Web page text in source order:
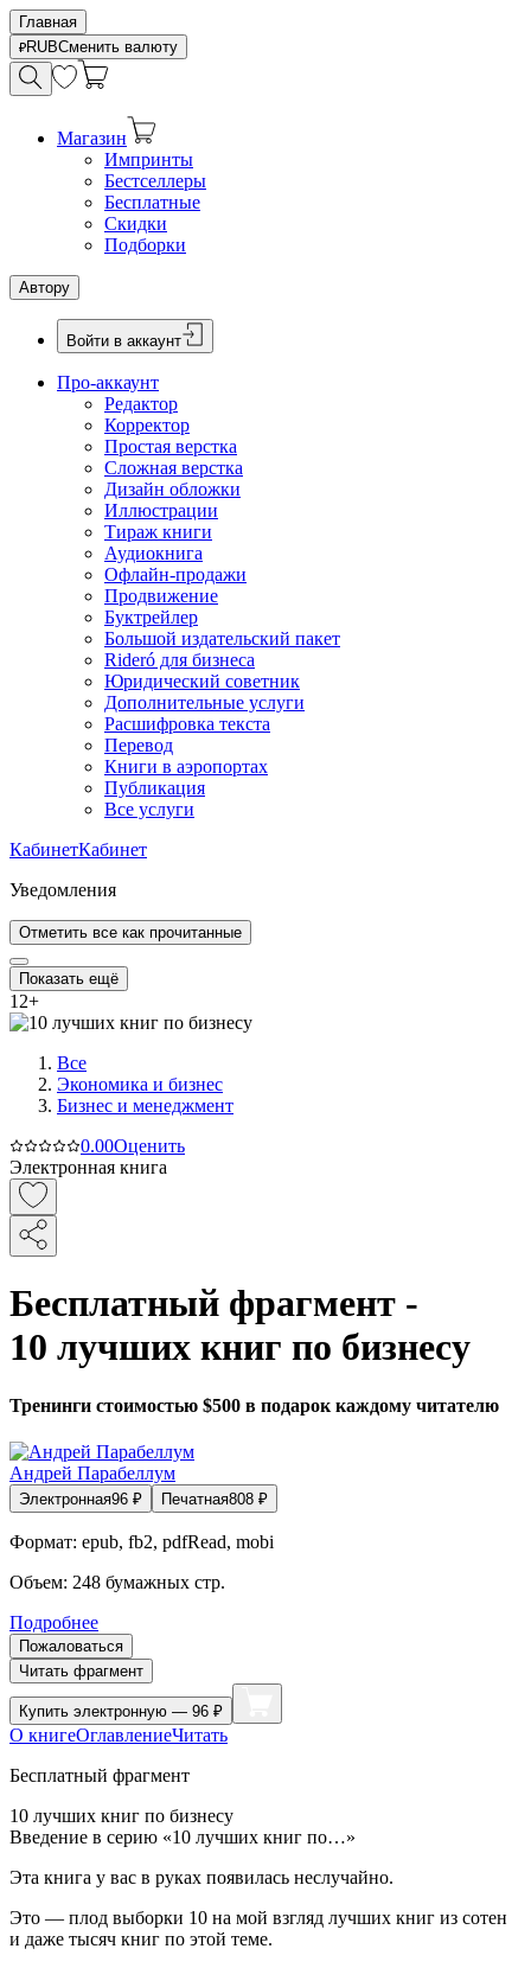
Главная
RUBСменить валюту
Магазин
Импринты
Бестселлеры
Бесплатные
Скидки
Подборки
Автору
Войти в аккаунт
Про-аккаунт
Редактор
Корректор
Простая верстка
Сложная верстка
Дизайн обложки
Иллюстрации
Тираж книги
Аудиокнига
Офлайн-продажи
Продвижение
Буктрейлер
Большой издательский пакет
Rideró для бизнеса
Юридический советник
Дополнительные услуги
Расшифровка текста
Перевод
Книги в аэропортах
Публикация
Все услуги
КабинетКабинет
Уведомления
Отметить все как прочитанные
Показать ещё
12+
Все
Экономика и бизнес
Бизнес и менеджмент
0.00Оценить
Электронная книга
Бесплатный фрагмент -
10 лучших книг по бизнесу
Тренинги стоимостью $500 в подарок каждому читателю
Андрей Парабеллум
Электронная96 ₽ Печатная808 ₽
Формат: epub, fb2, pdfRead, mobi
Объем: 248 бумажных стр.
Подробнее
Пожаловаться
Читать фрагмент
Купить электронную — 96 ₽
О книгеОглавлениеЧитать
Бесплатный фрагмент
10 лучших книг по бизнесу
Введение в серию «10 лучших книг по…»
Эта книга у вас в руках появилась неслучайно.
Это — плод выборки 10 на мой взгляд лучших книг из сотен
и даже тысяч книг по этой теме.